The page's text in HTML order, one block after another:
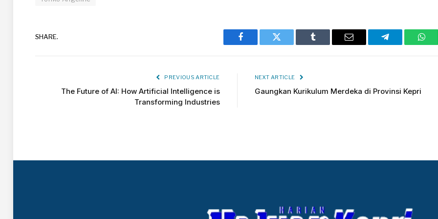
SHARE.
Facebook Twitter Tumblr Email Telegram
PREVIOUS ARTICLE
The Future of AI: How Artificial Intelligence is
Transforming Industries
NEXT ARTICLE
Gaungkan Kurikulum Merdeka di Provinsi Kepri